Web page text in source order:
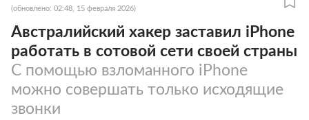
(обновлено: 02:48, 15 февраля 2026)
Австралийский хакер заставил iPhone
работать в сотовой сети своей страны
С помощью взломанного iPhone
можно совершать только исходящие
звонки